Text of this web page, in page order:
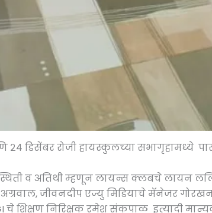
२४ डिसेंबर रोजी हायस्कुलच्या सभागृहामध्ये
व अतिथी म्हणून लायन्स क्लबचे लायन
जीवनदीप एज्यु मिडियाचे मॅनेजर
चे शिक्षण निरिक्षक रमेश संकपाळ इत्यादी